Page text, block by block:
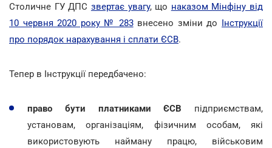
Столичне ГУ ДПС звертає увагу, що наказом Мінфіну від
10 червня 2020 року № 283внесено зміни до Інструкції
про порядок нарахування і сплати ЄСВ.
Тепер в Інструкції передбачено:
право бути платниками ЄСВ підприємствам,
установам, організаціям, фізичним особам, які
використовують найману працю, військовим